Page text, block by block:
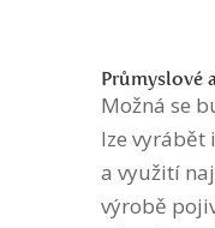
Průmyslové
Možná se
lze vyrábět
a využití
výrobě